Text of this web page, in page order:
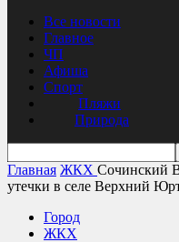
Все новости
Главное
ЧП
Афиша
Спорт
Пляжи
Природа
Главная ЖКХ Сочинский
утечки в селе Верхний
Город
ЖКХ